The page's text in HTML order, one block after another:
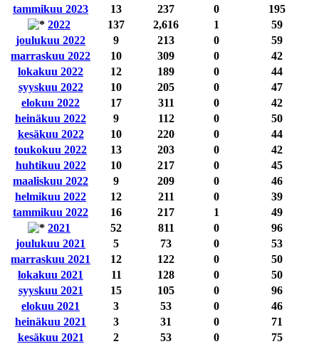
tammikuu 2023
13 237 0
195
2022
137 2,616 1
59
joulukuu 2022
9 213 0
59
marraskuu 2022
10 309 0
42
lokakuu 2022
12 189 0
44
syyskuu 2022
10 205 0
47
elokuu 2022
17 311 0
42
heinäkuu 2022
9 112 0
50
kesäkuu 2022
10 220 0
44
toukokuu 2022
13 203 0
42
huhtikuu 2022
10 217 0
45
maaliskuu 2022
9 209 0
46
helmikuu 2022
12 211 0
39
tammikuu 2022
16 217 1
49
2021
52 811 0
96
joulukuu 2021
5 73 0
53
marraskuu 2021
12 122 0
50
lokakuu 2021
11 128 0
50
syyskuu 2021
15 105 0
96
elokuu 2021
3 53 0
46
heinäkuu 2021
3 31 0
71
kesäkuu 2021
2 53 0
75